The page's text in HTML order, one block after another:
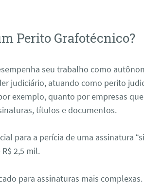
Perito Grafotécnico?
seu trabalho como
judiciário, atuando como perito
exemplo, quanto por empresas
títulos e documentos.
para a perícia de uma assinatura
2,5 mil.
para assinaturas mais